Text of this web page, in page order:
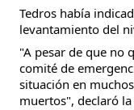
Tedros había
levantamiento del
"A pesar de que no
comité de
situación en
muertos", declaró